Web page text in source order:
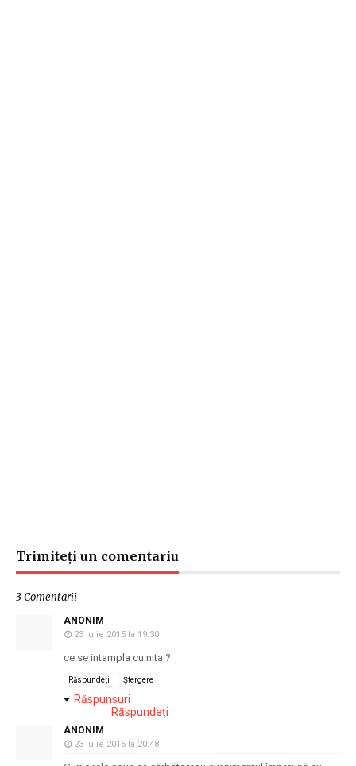
Trimiteți un comentariu
3 Comentarii
ANONIM
23 iulie 2015 la 19:30
ce se intampla cu nita ?
Răspundeți Ștergere
Răspunsuri
Răspundeți
ANONIM
23 iulie 2015 la 20:48